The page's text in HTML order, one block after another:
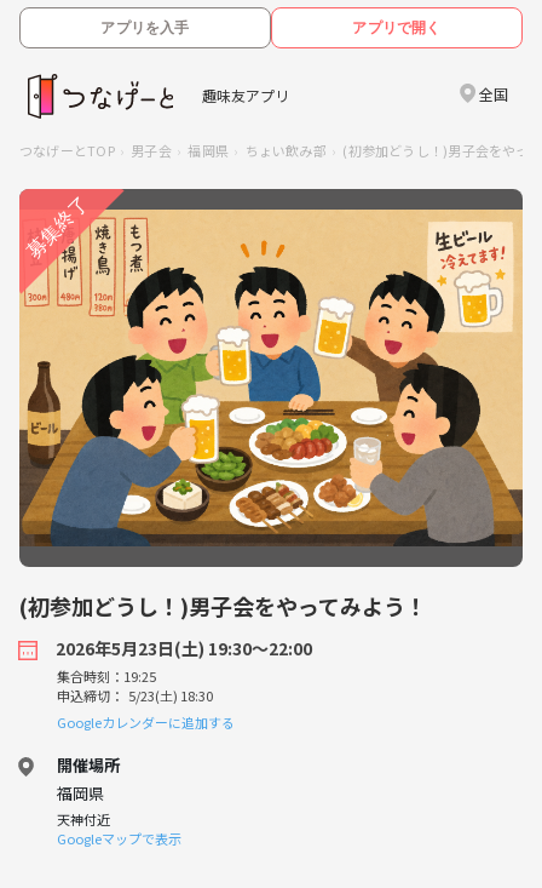
アプリを入手 アプリで開く
趣味友アプリ 全国
つなげーとTOP 男子会 福岡県 ちょい飲み部 (初参加どうし！)男子会をやっ
(初参加どうし！)男子会をやってみよう！
2026年5月23日(土) 19:30〜22:00
集合時刻：19:25
申込締切： 5/23(土) 18:30
Googleカレンダーに追加する
開催場所
福岡県
天神付近
Googleマップで表示